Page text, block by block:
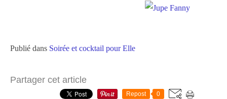
Publié dans Soirée et cocktail pour Elle
Partager cet article
Repost 0